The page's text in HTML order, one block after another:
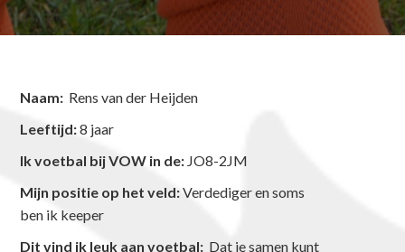
Naam: Rens van der Heijden
Leeftijd:8 jaar
Ik voetbal bij VOW in de: JO8-2JM
Mijn positie op het veld:Verdediger en soms
ben ik keeper
Dit vind ik leuk aan voetbal: Dat je samen kunt